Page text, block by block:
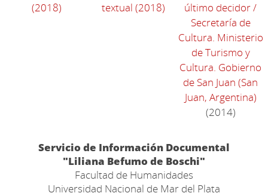
(2018)
textual (2018)
último decidor/
Secretaría de
Cultura. Ministerio
de Turismo y
Cultura. Gobierno
de San Juan (San
Juan, Argentina)
(2014)
Servicio de Información Documental
"Liliana Befumo de Boschi"
Facultad de Humanidades
Universidad Nacional de Mar del Plata